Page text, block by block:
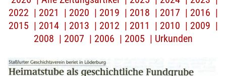
2022
2021 2020 2019 2018 2017
2016
2015
2014 2013 2012 2011 2010
2009
2008
2007 2006 2005 Urkunden